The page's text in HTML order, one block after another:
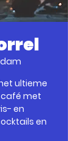
ultieme
café met
en
en